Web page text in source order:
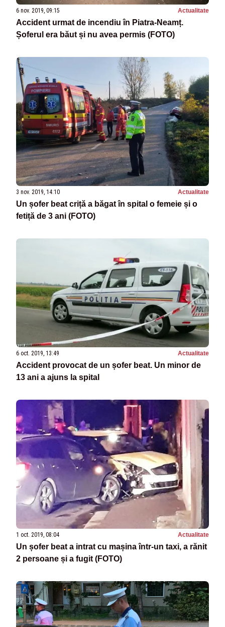
6 nov. 2019, 09:15 Actualitate
Accident urmat de incendiu în Piatra-Neamț.
Șoferul era băut și nu avea permis (FOTO)
3 nov. 2019, 14:10 Actualitate
Un șofer beat criță a băgat în spital o femeie și o
fetiță de 3 ani (FOTO)
6 oct. 2019, 13:49 Actualitate
Accident provocat de un șofer beat. Un minor de
13 ani a ajuns la spital
1 oct. 2019, 08:04 Actualitate
Un șofer beat a intrat cu mașina într-un taxi, a rănit
2 persoane și a fugit (FOTO)